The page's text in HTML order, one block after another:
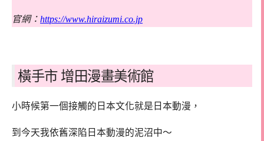
官網： https://www.hiraizumi.co.jp
橫手市 增田漫畫美術館
小時候第一個接觸的日本文化就是日本動漫，
到今天我依舊深陷日本動漫的泥沼中～